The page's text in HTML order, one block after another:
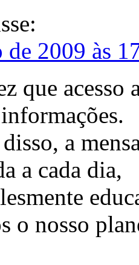
de 2009 às
que acesso
a
a cada dia,
o nosso